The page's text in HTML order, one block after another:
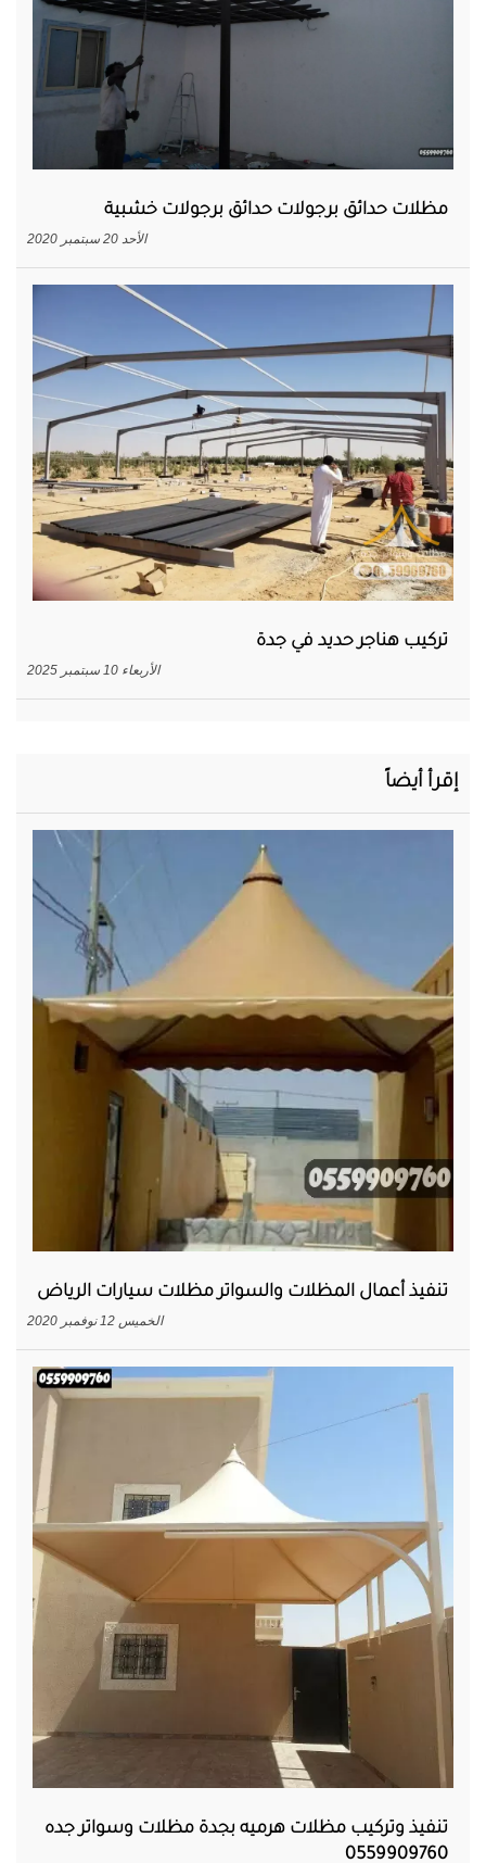
مظلات حدائق برجولات حدائق برجولات خشبية
الأحد 20 سبتمبر 2020
تركيب هناجر حديد في جدة
الأربعاء 10 سبتمبر 2025
إقرأ أيضاً
تنفيذ أعمال المظلات والسواتر مظلات سيارات الرياض
الخميس 12 نوفمبر 2020
تنفيذ وتركيب مظلات هرميه بجدة مظلات وسواتر جده
0559909760